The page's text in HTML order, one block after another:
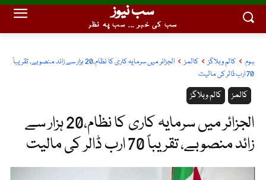
سب نیوز
سب کی خبر ... سب پہ نظر
ہوم کالم وبلاگز کالمز
الجزائر میں سرمایہ کاری کا نظام،20 ہزار سے زائد منصوبے، تقریباً
70 ارب ڈالر کی مالیت
کالم وبلاگز کالمز
الجزائر میں سرمایہ کاری کا نظام،20 ہزار سے
زائد منصوبے، تقریباً 70 ارب ڈالر کی مالیت